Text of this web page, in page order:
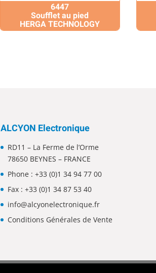
6447
Soufflet au pied
HERGA TECHNOLOGY
ALCYON Electronique
RD11 – La Ferme de l’Orme
78650 BEYNES – FRANCE
Phone :+33 (0)1 34 94 77 00
Fax : +33 (0)1 34 87 53 40
info@alcyonelectronique.fr
Conditions Générales de Vente